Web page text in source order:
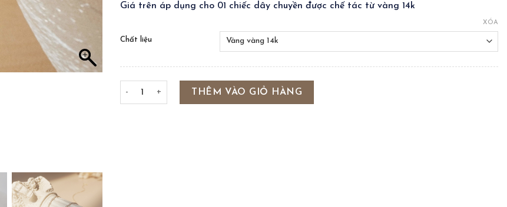
Giá trên áp dụng cho 01 chiếc dây chuyền được chế tác từ vàng 14k
Chất liệu
XÓA
TRIPLE ROSIE NECKLACE số lượng
THÊM VÀO GIỎ HÀNG